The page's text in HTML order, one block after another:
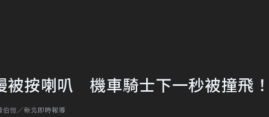
被按喇叭 機車騎士下一秒被撞飛！
伯愷／新北即時報導